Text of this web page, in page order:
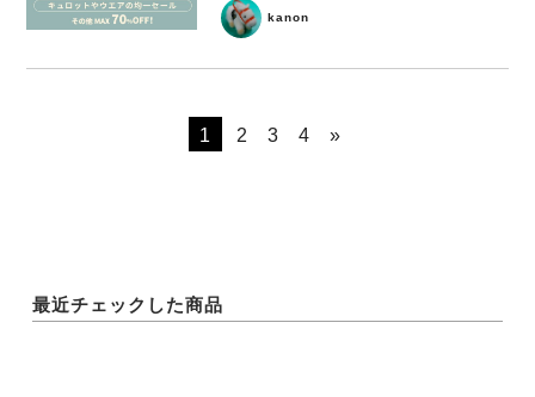
kanon
1 2 3 4 »
最近チェックした商品